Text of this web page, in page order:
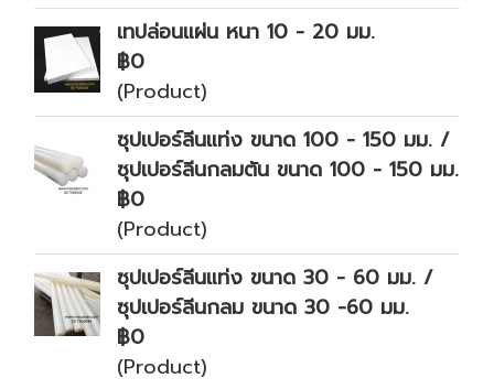
เทปล่อนแผ่น หนา 10 - 20 มม.
฿0
(Product)
ซุปเปอร์ลีนแท่ง ขนาด 100 - 150 มม. /
ซุปเปอร์ลีนกลมตัน ขนาด 100 - 150 มม.
฿0
(Product)
ซุปเปอร์ลีนแท่ง ขนาด 30 - 60 มม. /
ซุปเปอร์ลีนกลม ขนาด 30 -60 มม.
฿0
(Product)